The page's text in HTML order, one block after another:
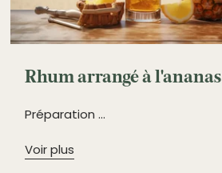
Rhum arrangé à l'ananas
Préparation ...
Voir plus